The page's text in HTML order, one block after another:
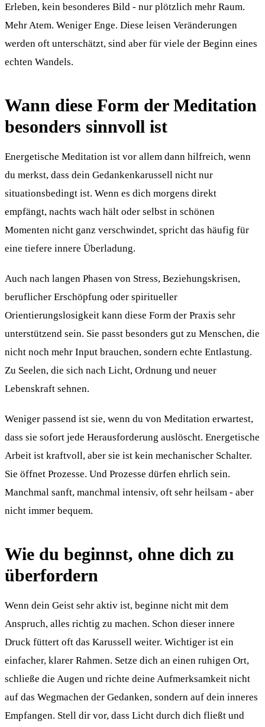
Erleben, kein besonderes Bild - nur plötzlich mehr Raum.
Mehr Atem. Weniger Enge. Diese leisen Veränderungen
werden oft unterschätzt, sind aber für viele der Beginn eines
echten Wandels.
Wann diese Form der Meditation
besonders sinnvoll ist
Energetische Meditation ist vor allem dann hilfreich, wenn
du merkst, dass dein Gedankenkarussell nicht nur
situationsbedingt ist. Wenn es dich morgens direkt
empfängt, nachts wach hält oder selbst in schönen
Momenten nicht ganz verschwindet, spricht das häufig für
eine tiefere innere Überladung.
Auch nach langen Phasen von Stress, Beziehungskrisen,
beruflicher Erschöpfung oder spiritueller
Orientierungslosigkeit kann diese Form der Praxis sehr
unterstützend sein. Sie passt besonders gut zu Menschen, die
nicht noch mehr Input brauchen, sondern echte Entlastung.
Zu Seelen, die sich nach Licht, Ordnung und neuer
Lebenskraft sehnen.
Weniger passend ist sie, wenn du von Meditation erwartest,
dass sie sofort jede Herausforderung auslöscht. Energetische
Arbeit ist kraftvoll, aber sie ist kein mechanischer Schalter.
Sie öffnet Prozesse. Und Prozesse dürfen ehrlich sein.
Manchmal sanft, manchmal intensiv, oft sehr heilsam - aber
nicht immer bequem.
Wie du beginnst, ohne dich zu
überfordern
Wenn dein Geist sehr aktiv ist, beginne nicht mit dem
Anspruch, alles richtig zu machen. Schon dieser innere
Druck füttert oft das Karussell weiter. Wichtiger ist ein
einfacher, klarer Rahmen. Setze dich an einen ruhigen Ort,
schließe die Augen und richte deine Aufmerksamkeit nicht
auf das Wegmachen der Gedanken, sondern auf dein inneres
Empfangen. Stell dir vor, dass Licht durch dich fließt und